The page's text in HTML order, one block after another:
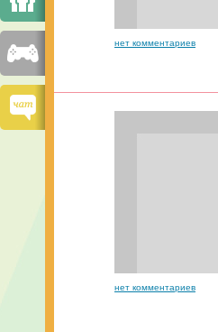
нет комментариев
нет комментариев